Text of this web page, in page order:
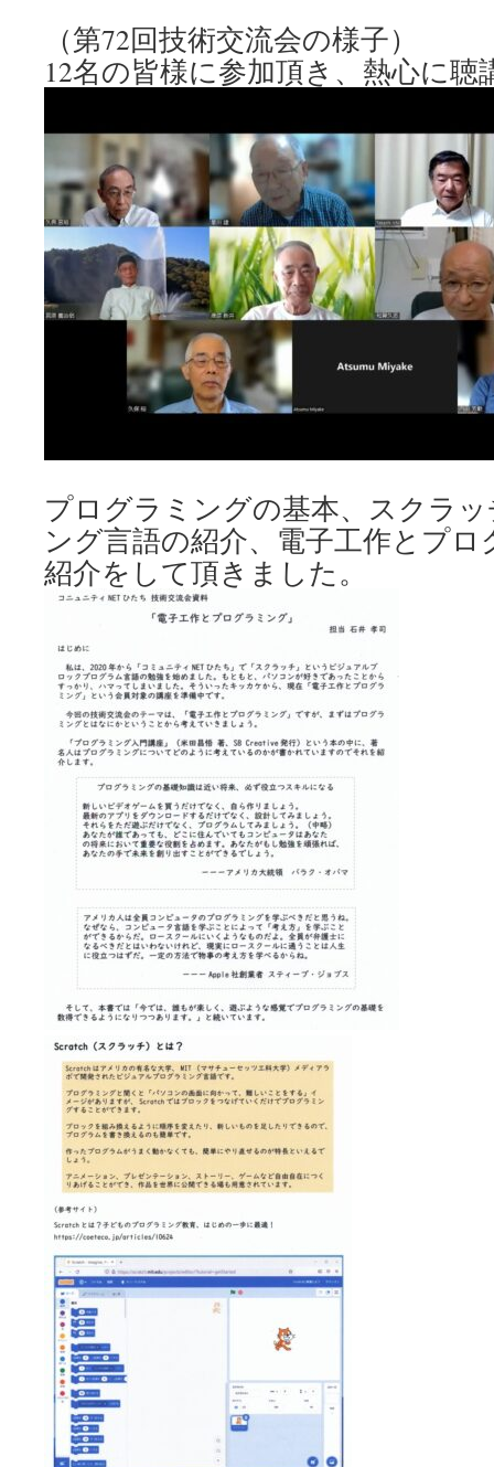
（第72回技術交流会の様子）
12名の皆様に参加頂き、熱心に聴
プログラミングの基本、スクラ
ング言語の紹介、電子工作とプ
紹介をして頂きました。